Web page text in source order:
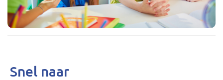
Snel naar